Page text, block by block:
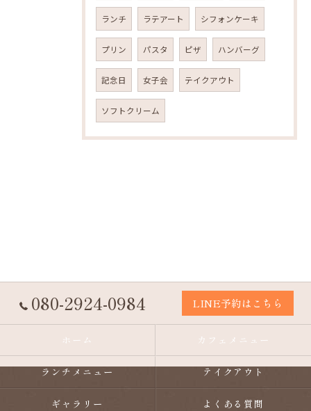
ランチ ラテアート シフォンケーキ
プリン パスタ ピザ ハンバーグ
記念日 女子会 テイクアウト
ソフトクリーム
080-2924-0984 LINE予約はこちら
ホーム カフェメニュー
ランチメニュー テイクアウト
ギャラリー よくある質問